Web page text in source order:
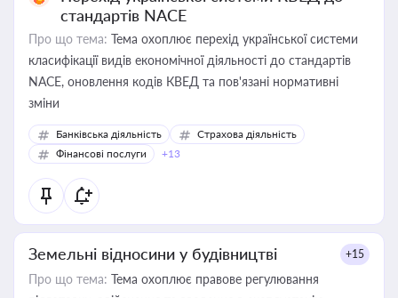
стандартів NACE
Про що тема: Тема охоплює перехід української системи
класифікації видів економічної діяльності до стандартів
NACE, оновлення кодів КВЕД та пов'язані нормативні
зміни
Банківська діяльність
Страхова діяльність
Фінансові послуги
+13
Земельні відносини у будівництві +15
Про що тема: Тема охоплює правове регулювання